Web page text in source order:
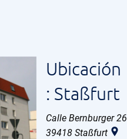
Ubicación
: Staßfurt
Calle Bernburger 26
39418 Staßfurt